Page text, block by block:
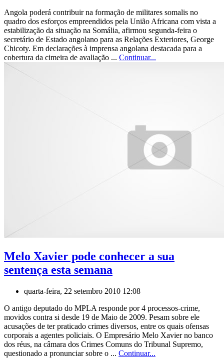
Angola poderá contribuir na formação de militares somalis no
quadro dos esforços empreendidos pela União Africana com vista a
estabilização da situação na Somália, afirmou segunda-feira o
secretário de Estado angolano para as Relações Exteriores, George
Chicoty. Em declarações à imprensa angolana destacada para a
cobertura da cimeira de avaliação ... Continuar...
Melo Xavier pode conhecer a sua
sentença esta semana
quarta-feira, 22 setembro 2010 12:08
O antigo deputado do MPLA responde por 4 processos-crime,
movidos contra si desde 19 de Maio de 2009. Pesam sobre ele
acusações de ter praticado crimes diversos, entre os quais ofensas
corporais a agentes policiais. O Empresário Melo Xavier no banco
dos réus, na câmara dos Crimes Comuns do Tribunal Supremo,
questionado a pronunciar sobre o ... Continuar...